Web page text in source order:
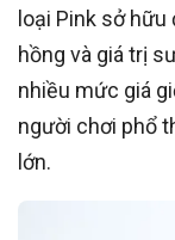
loại Pink sở
hồng và giá trị
nhiều mức giá
người chơi phổ
lớn.